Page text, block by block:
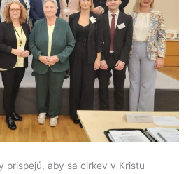
prispejú, aby sa cirkev v Kristu